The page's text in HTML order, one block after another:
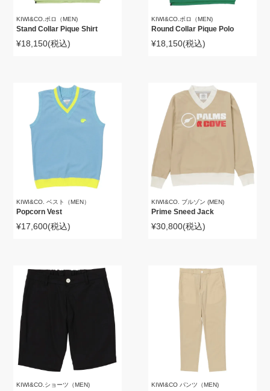
KIWI&CO.ポロ（MEN)
Stand Collar Pique Shirt
¥18,150(税込)
KIWI&CO.ポロ（MEN)
Round Collar Pique Polo
¥18,150(税込)
KIWI&CO. ベスト（MEN）
Popcorn Vest
¥17,600(税込)
KIWI&CO. ブルゾン (MEN)
Prime Sneed Jack
¥30,800(税込)
KIWI&CO.ショーツ（MEN) KIWI&CO パンツ（MEN)